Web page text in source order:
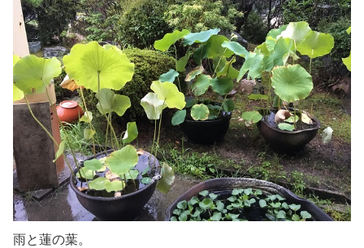
雨と蓮の葉。